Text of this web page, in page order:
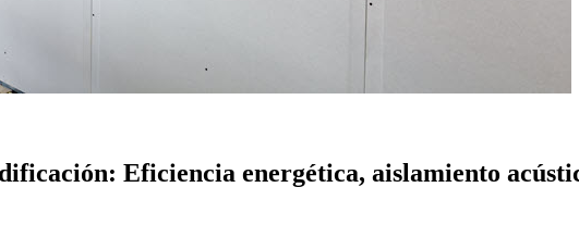
Eficiencia energética, aislamiento